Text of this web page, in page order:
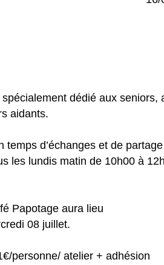
dédié aux seniors,
aidants.
temps d’échanges et de partage
les lundis matin de 10h00 à
Papotage aura lieu
08 juillet.
personne/ atelier + adhésion